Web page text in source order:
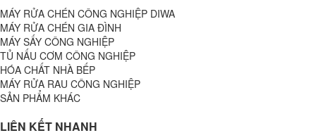
MÁY RỬA CHÉN CÔNG NGHIỆP DIWA
MÁY RỬA CHÉN GIA ĐÌNH
MÁY SẤY CÔNG NGHIỆP
TỦ NẤU CƠM CÔNG NGHIỆP
HÓA CHẤT NHÀ BẾP
MÁY RỬA RAU CÔNG NGHIỆP
SẢN PHẨM KHÁC
LIÊN KẾT NHANH